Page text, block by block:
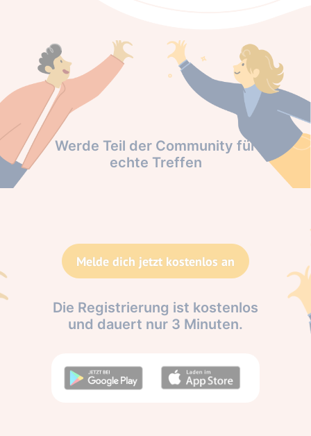
Werde Teil der Community für
echte Treffen
Melde dich jetzt kostenlos an
Die Registrierung ist kostenlos
und dauert nur 3 Minuten.